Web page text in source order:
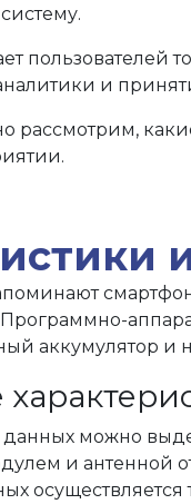
пользователей
и
рассмотрим,
аккумулятор
можно
и антенной